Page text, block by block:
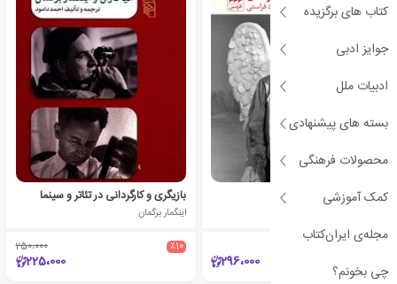
کتاب های برگزیده
جوایز ادبی
ادبیات ملل
بسته های پیشنهادی
محصولات فرهنگی
کمک آموزشی
مجله‌ی ایران‌کتاب
چی بخونم؟
فانوس خیال
296،000
بازیگری و کارگردانی در تئاتر و سینما
اینگمار برگمان
٪10 250،000
225،000